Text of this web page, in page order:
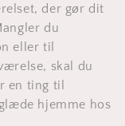
der gør dit
du
eller til
skal du
en ting til
hjemme hos